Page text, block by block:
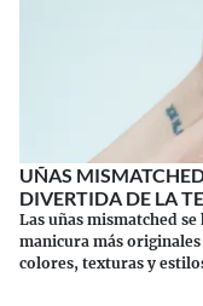
UÑAS
DIVERTIDA DE LA
Las uñas mismatched
manicura más
colores, texturas y